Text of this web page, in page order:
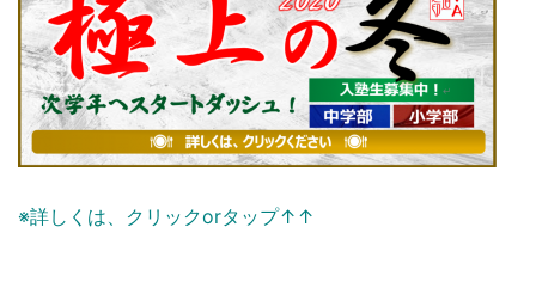
※詳しくは、クリックorタップ↑↑